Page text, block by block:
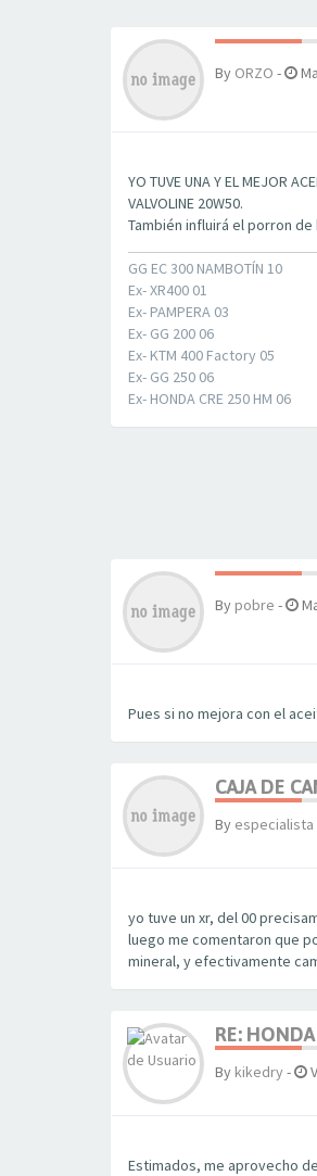
By ORZO -
YO TUVE UNA Y EL MEJOR
VALVOLINE 20W50.
También influirá el porron
GG EC 300 NAMBOTÍN 10
Ex- XR400 01
Ex- PAMPERA 03
Ex- GG 200 06
Ex- KTM 400 Factory 05
Ex- GG 250 06
Ex- HONDA CRE 250 HM 06
By pobre -
Pues si no mejora con el
CAJA DE
By especialista
yo tuve un xr, del 00
luego me comentaron que
mineral, y efectivamente
RE:
By kikedry-
Estimados, me aprovecho